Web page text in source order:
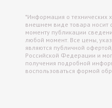
*Информация о технических
внешнем виде товара носит
моменту публикации
любой момент. Все цены,
являются публичной
Российской Федерации и
получения подробной
воспользоваться формой